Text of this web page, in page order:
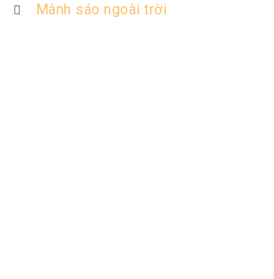
Mành sáo ngoài trời